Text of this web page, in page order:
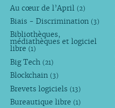
Au cœur de l’April (2)
Biais - Discrimination (3)
Bibliothèques,
médiathèques et logiciel
libre (1)
Big Tech (21)
Blockchain (3)
Brevets logiciels (13)
Bureautique libre (1)